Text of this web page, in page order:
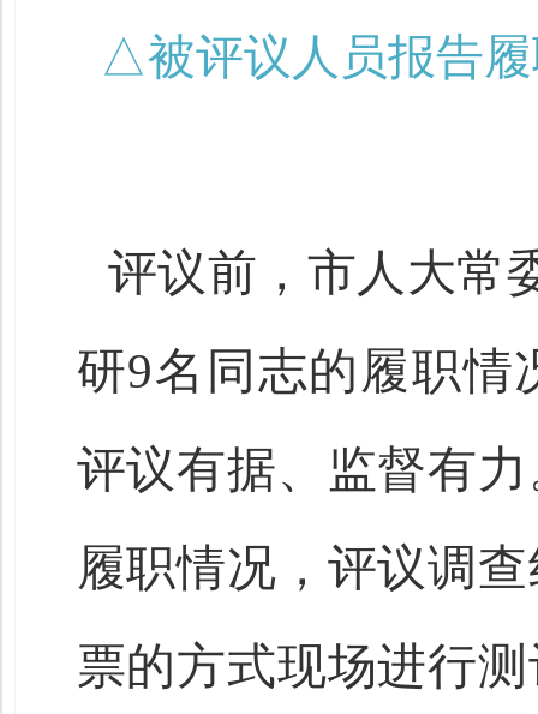
△被评议人员报告
评议前，市人大常
研9名同志的履职情
评议有据、监督有
履职情况，评议调
票的方式现场进行